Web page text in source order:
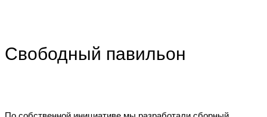
Свободный павильон